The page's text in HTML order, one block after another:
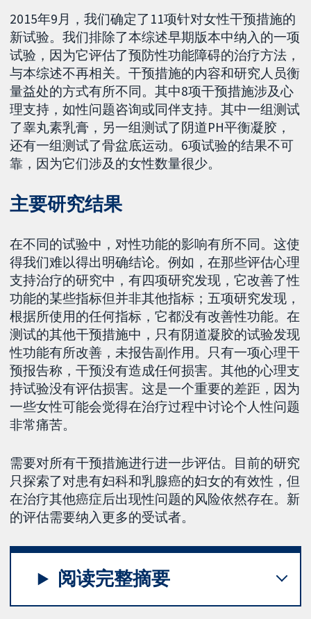
2015年9月，我们确定了11项针对女性干预措施的
新试验。我们排除了本综述早期版本中纳入的一项
试验，因为它评估了预防性功能障碍的治疗方法，
与本综述不再相关。干预措施的内容和研究人员衡
量益处的方式有所不同。其中8项干预措施涉及心
理支持，如性问题咨询或同伴支持。其中一组测试
了睾丸素乳膏，另一组测试了阴道PH平衡凝胶，
还有一组测试了骨盆底运动。6项试验的结果不可
靠，因为它们涉及的女性数量很少。
主要研究结果
在不同的试验中，对性功能的影响有所不同。这使
得我们难以得出明确结论。例如，在那些评估心理
支持治疗的研究中，有四项研究发现，它改善了性
功能的某些指标但并非其他指标；五项研究发现，
根据所使用的任何指标，它都没有改善性功能。在
测试的其他干预措施中，只有阴道凝胶的试验发现
性功能有所改善，未报告副作用。只有一项心理干
预报告称，干预没有造成任何损害。其他的心理支
持试验没有评估损害。这是一个重要的差距，因为
一些女性可能会觉得在治疗过程中讨论个人性问题
非常痛苦。
需要对所有干预措施进行进一步评估。目前的研究
只探索了对患有妇科和乳腺癌的妇女的有效性，但
在治疗其他癌症后出现性问题的风险依然存在。新
的评估需要纳入更多的受试者。
阅读完整摘要